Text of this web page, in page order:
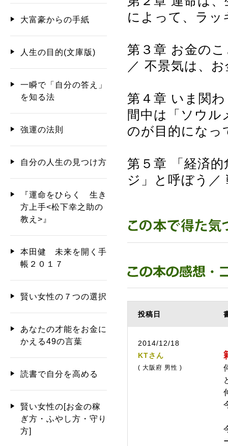
によって、ラッ
第３章 お金の
／ 不景気は、
第４章 いま関
間中は「ソウル
のが目的にな
第５章 「経済
ジ」と呼ぼう
投稿日
2014/12/18
KTさん
( 大阪府 男性 )
大富豪からの手紙
人生の目的(文庫版)
一瞬で「自分の答え」
を知る法
強運の法則
自分の人生の見つけ方
『運命をひらく 生き
方上手<松下幸之助の
教え>』
本田健 未来を開く手
帳２０１７
賢い女性の７つの選択
あなたの才能をお金に
かえる49の言葉
読書で自分を高める
賢い女性の[お金の稼
ぎ方・ふやし方・守り
方]